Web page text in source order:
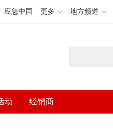
应急中国 更多 地方频道
动 经销商